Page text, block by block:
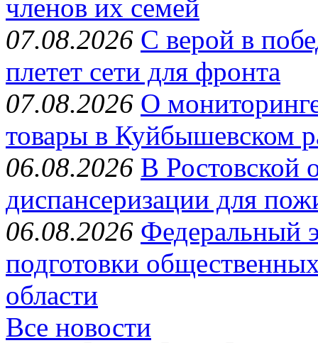
членов их семей
07.08.2026 С верой в
плетет сети для фронта
07.08.2026 О
товары в Куйбышевском
06.08.2026 В Ростовской
диспансеризации для
06.08.2026 Федеральный
подготовки
области
Все новости